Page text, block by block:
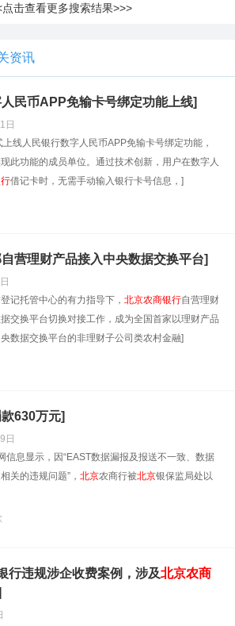
点击查看更多搜索结果>>>
资讯
民币APP免输卡号绑定功能上线]
日
上线人民银行数字人民币APP免输卡号绑定功能，
此功能的成员单位。通过技术创新，用户在数字人
借记卡时，无需手动输入银行卡号信息，]
营理财产品接入中央数据交换平台]
记托管中心的有力指导下， 北京农商银行自营理财
交换平台切换对接工作，成为全国首家以理财产品
数据交换平台的非理财子公司类农村金融]
630万元]
日
信息显示，因“EAST数据漏报及报送不一致、数据
关的违规问题”， 北京农商行被北京银保监局处以
行违规涉企收费案例，涉及北京农商